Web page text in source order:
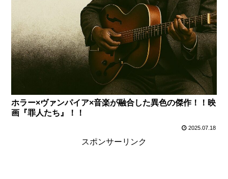
ホラー×ヴァンパイア×音楽が融合した異色の傑作！！映
画『罪人たち』！！
2025.07.18
スポンサーリンク